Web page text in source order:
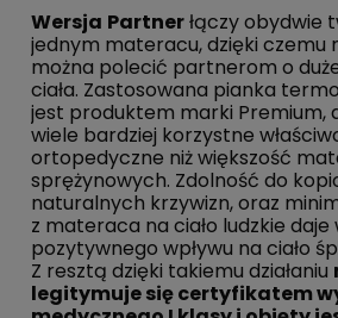
Wersja Partnerłączy obydwie
jednym materacu, dzięki
można polecić partnerom o
ciała. Zastosowana pianka
jest produktem marki Premium,
wiele bardziej korzystne
ortopedyczne niż większość
sprężynowych. Zdolność do
naturalnych krzywizn, oraz
z materaca na ciało ludzkie
pozytywnego wpływu na ciało
Z resztą dzięki takiemu działaniu
legitymuje się certyfikatem